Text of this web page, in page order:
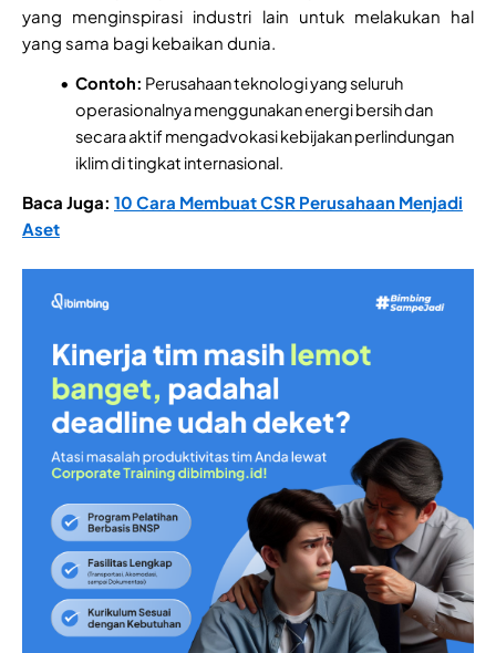
yang menginspirasi industri lain untuk melakukan hal
yang sama bagi kebaikan dunia.
Contoh: Perusahaan teknologi yang seluruh
operasionalnya menggunakan energi bersih dan
secara aktif mengadvokasi kebijakan perlindungan
iklim di tingkat internasional.
Baca Juga: 10 Cara Membuat CSR Perusahaan Menjadi
Aset